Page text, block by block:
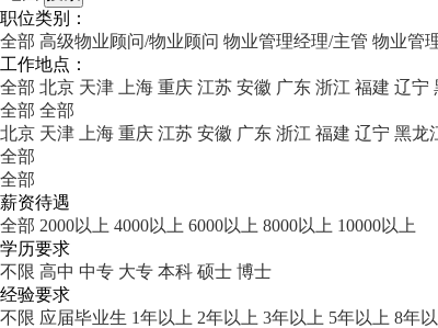
职位类别：
全部 高级物业顾问/物业顾问 物业管理经理/主管 物业管
工作地点：
全部 北京 天津 上海 重庆 江苏 安徽 广东 浙江 福建 辽宁
全部 全部
北京 天津 上海 重庆 江苏 安徽 广东 浙江 福建 辽宁 黑龙
全部
全部
薪资待遇
全部 2000以上 4000以上 6000以上 8000以上 10000以上
学历要求
不限 高中 中专 大专 本科 硕士 博士
经验要求
不限 应届毕业生 1年以上 2年以上 3年以上 5年以上 8年